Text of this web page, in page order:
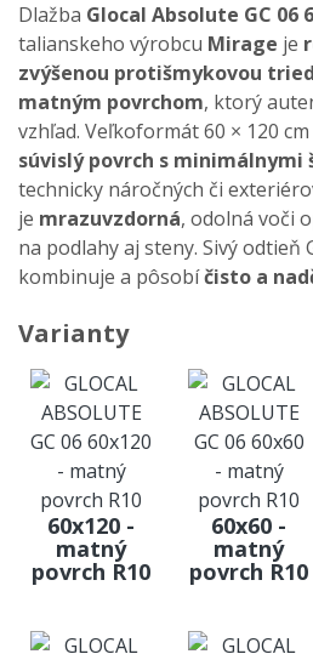
Dlažba Glocal Absolute GC 06
talianskeho výrobcu Mirage je
zvýšenou protišmykovou
matným povrchom, ktorý
vzhľad. Veľkoformát 60 × 120
súvislý povrch s minimálnymi
technicky náročných či
je mrazuvzdorná, odolná voči
na podlahy aj steny. Sivý odtieň
kombinuje a pôsobíčisto a
Varianty
60x120 -
matný
povrch R10
60x60 -
matný
povrch R10